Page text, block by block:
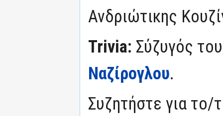
Ανδριώτικης
Trivia: Σύζυγός
Ναζίρογλου.
Συζητήστε για το/